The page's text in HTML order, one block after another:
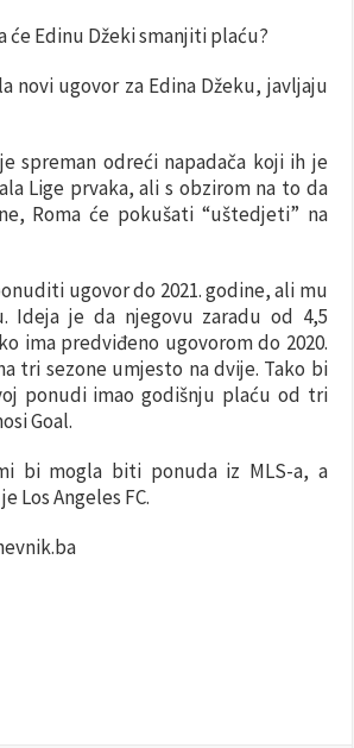
će Edinu Džeki smanjiti plaću?
novi ugovor za Edina Džeku, javljaju
spreman odreći napadača koji ih je
Lige prvaka, ali s obzirom na to da
Roma će pokušati “uštedjeti” na
ugovor do 2021. godine, ali mu
Ideja je da njegovu zaradu od 4,5
ima predviđeno ugovorom do 2020.
tri sezone umjesto na dvije. Tako bi
ponudi imao godišnju plaću od tri
Goal.
bi mogla biti ponuda iz MLS-a, a
Los Angeles FC.